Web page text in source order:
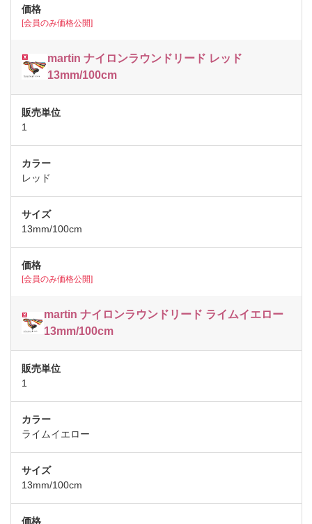
[会員のみ価格公開]
martin ナイロンラウンドリード レッド
13mm/100cm
1
レッド
13mm/100cm
[会員のみ価格公開]
martin ナイロンラウンドリード ライムイエロー
13mm/100cm
1
ライムイエロー
13mm/100cm